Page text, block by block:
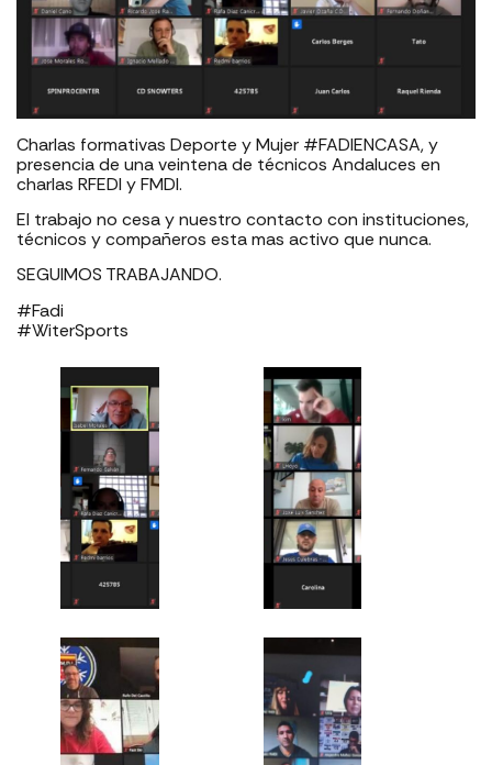
Charlas formativas Deporte y Mujer #FADIENCASA, y
presencia de una veintena de técnicos Andaluces en
charlas RFEDI y FMDI.
El trabajo no cesa y nuestro contacto con instituciones,
técnicos y compañeros esta mas activo que nunca.
SEGUIMOS TRABAJANDO.
#Fadi
#WiterSports